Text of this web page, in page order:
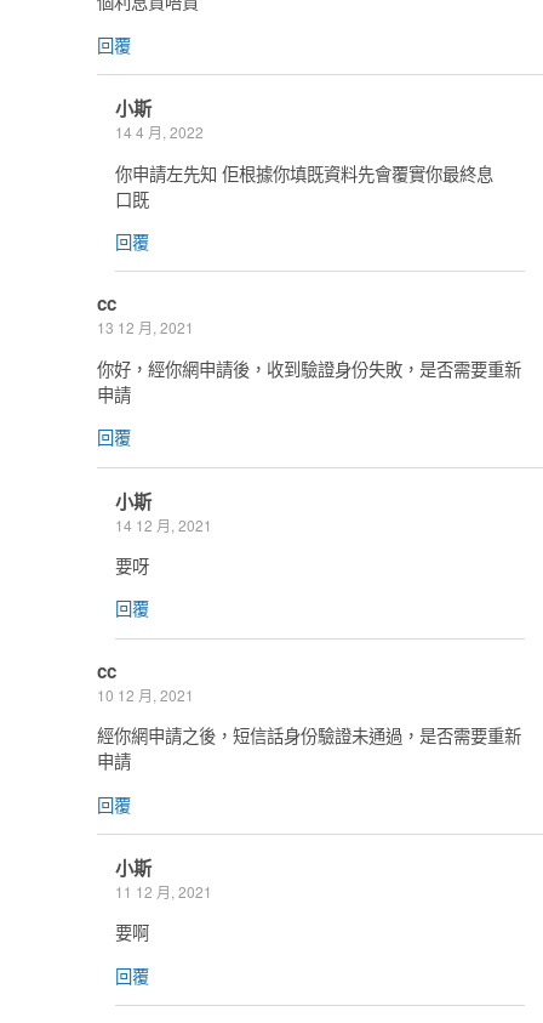
回覆
小斯
14 4 月, 2022
你申請左先知 佢根據你填既資料先會覆實你最終息
口既
回覆
cc
13 12 月, 2021
你好，經你網申請後，收到驗證身份失敗，是否需要重新
申請
回覆
小斯
14 12 月, 2021
要呀
回覆
cc
10 12 月, 2021
經你網申請之後，短信話身份驗證未通過，是否需要重新
申請
回覆
小斯
11 12 月, 2021
要啊
回覆